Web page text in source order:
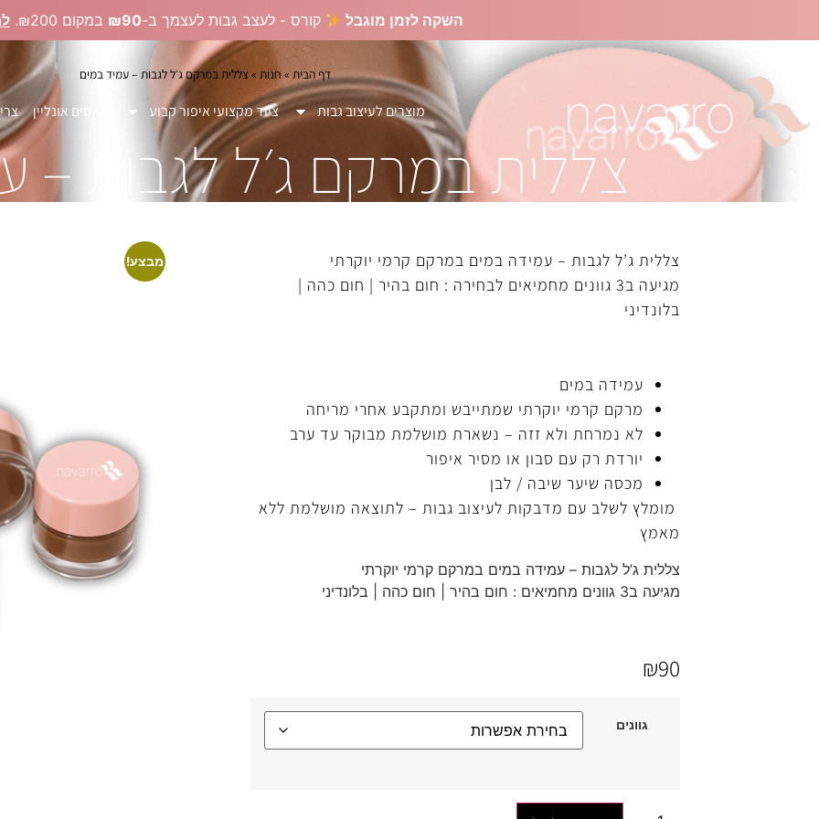
השקה לזמן מוגבל קורס - לעצב גבות לעצמך ב-₪90 במקום ₪200.
מוצרים לעיצוב גבות ציוד מקצועי איפור קבוע קורסים אונליין
דף הבית» חנות » צללית במרקם ג׳ל לגבות – עמיד במים
צללית במרקם ג׳ל לגבות –
צללית ג’ל לגבות – עמידה במים במרקם קרמי יוקרתי
מגיעה ב3 גוונים מחמיאים לבחירה : חום בהיר | חום כהה |
בלונדיני
עמידה במים
מרקם קרמי יוקרתי שמתייבש ומתקבע אחרי מריחה
לא נמרחת ולא זזה – נשארת מושלמת מבוקר עד ערב
יורדת רק עם סבון או מסיר איפור
מכסה שיער שיבה / לבן
מומלץ לשלב עם מדבקות לעיצוב גבות – לתוצאה מושלמת ללא
מאמץ
צללית ג’ל לגבות – עמידה במים במרקם קרמי יוקרתי
מגיעה ב3 גוונים מחמיאים : חום בהיר | חום כהה | בלונדיני
₪90
גוונים
מבצע!